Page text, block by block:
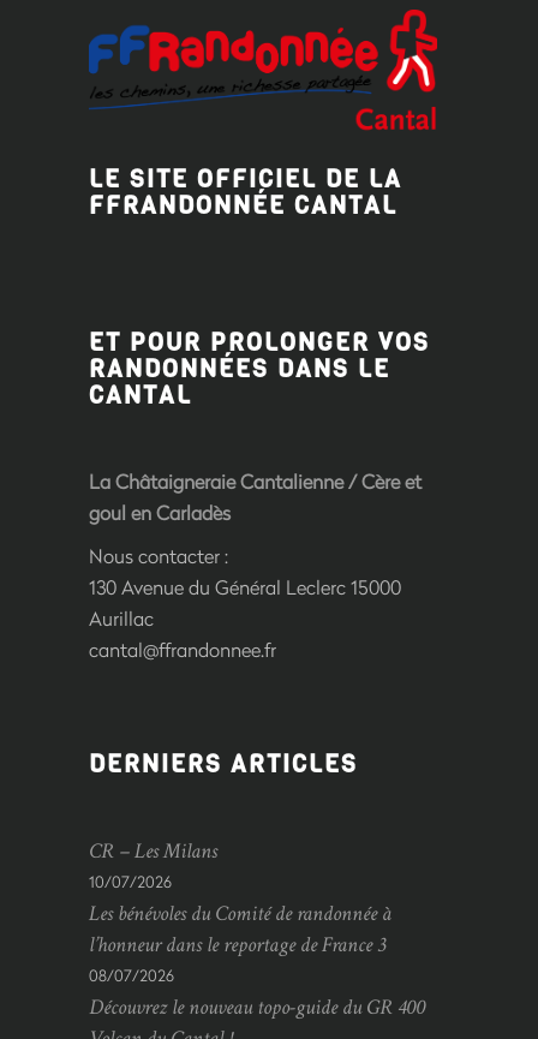
LE SITE OFFICIEL DE LA
FFRANDONNÉE CANTAL
ET POUR PROLONGER VOS
RANDONNÉES DANS LE
CANTAL
La Châtaigneraie Cantalienne/Cère et
goul en Carladès
Nous contacter :
130 Avenue du Général Leclerc 15000
Aurillac
cantal@ffrandonnee.fr
DERNIERS ARTICLES
CR – Les Milans
10/07/2026
Les bénévoles du Comité de randonnée à
l’honneur dans le reportage de France 3
08/07/2026
Découvrez le nouveau topo-guide du GR 400